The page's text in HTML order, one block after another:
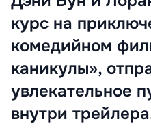
курс на
комедийном
каникулы»,
увлекательное
внутри